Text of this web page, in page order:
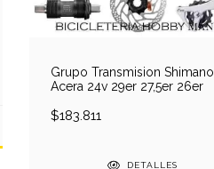
Grupo Transmision Shimano
Acera 24v 29er 27,5er 26er
$183.811
DETALLES